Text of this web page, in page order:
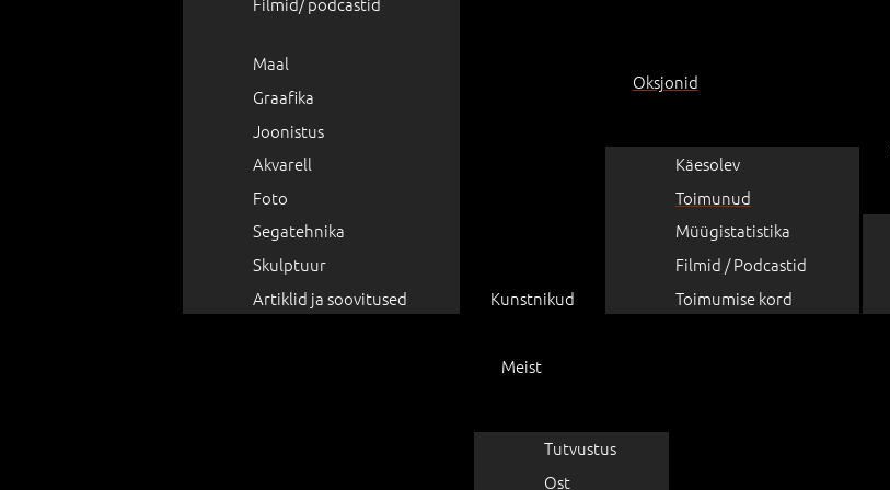
Maal
Graafika
Joonistus
Akvarell
Foto
Segatehnika
Skulptuur
Artiklid ja soovitused
Kunstnikud
Oksjonid
Käesolev
Toimunud
Müügistatistika
Filmid / Podcastid
Toimumise kord
Meist
Tutvustus
Ost